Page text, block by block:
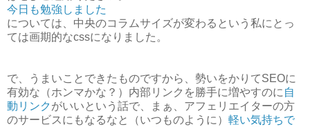
今日も勉強しました
については、中央のコラムサイズが変わるという私にとっ
ては画期的なcssになりました。
で、うまいことできたものですから、勢いをかりてSEOに
有効な（ホンマかな？）内部リンクを勝手に増やすのに 自
動リンク がいいという話で、まぁ、アフェリエイターの方
のサービスにもなるなと（いつものように） 軽い気持ちで